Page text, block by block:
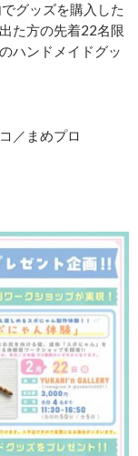
グッズを購入した
た方の先着22名限
ハンドメイドグッ
／まめプロ